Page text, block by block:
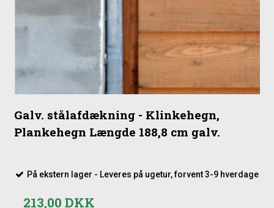
Galv. stålafdækning - Klinkehegn,
Plankehegn Længde 188,8 cm galv.
På ekstern lager - Leveres på ugetur, forvent 3-9 hverdage
213,00 DKK